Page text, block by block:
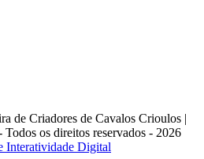
de Criadores de Cavalos Crioulos |
Todos os direitos reservados - 2026